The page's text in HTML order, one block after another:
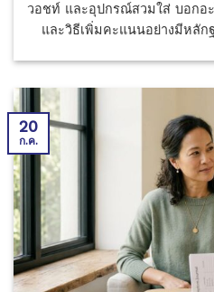
วอชท์ และอุปกรณ์สวมใส่ บอกอ
และวิธีเพิ่มคะแนนอย่างมีหลัก
20
ก.ค.